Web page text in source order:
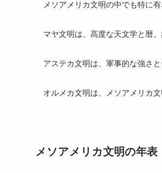
メソアメリカ文明の中でも特に
マヤ文明は、高度な天文学と暦
アステカ文明は、軍事的な強さ
オルメカ文明は、メソアメリカ
メソアメリカ文明の年表